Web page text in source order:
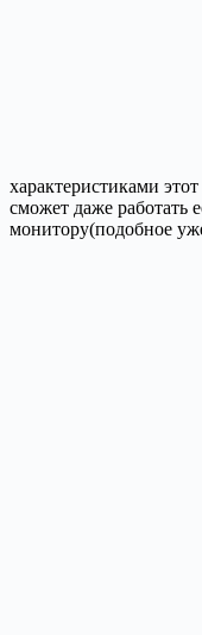
характеристиками
сможет даже работать
монитору(подобное